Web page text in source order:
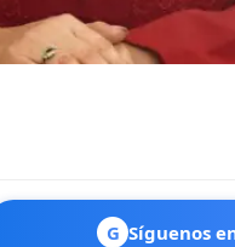
G Síguenos